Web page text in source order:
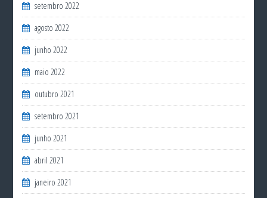
setembro 2022
agosto 2022
junho 2022
maio 2022
outubro 2021
setembro 2021
junho 2021
abril 2021
janeiro 2021